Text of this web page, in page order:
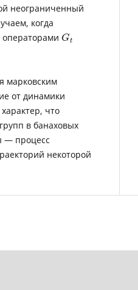
неограниченный
когда
Gt
марковским
от динамики
что
в банаховых
— процесс
некоторой